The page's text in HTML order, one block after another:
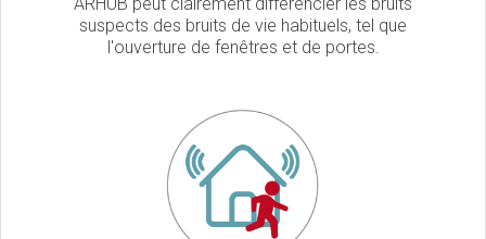
suspects des bruits de vie habituels, tel que
l'ouverture de fenêtres et de portes.